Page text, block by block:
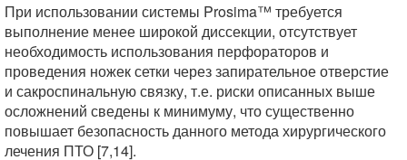
При использовании системы Prosima™ требуется
выполнение менее широкой диссекции, отсутствует
необходимость использования перфораторов и
проведения ножек сетки через запирательное отверстие
и сакроспинальную связку, т.е. риски описанных выше
осложнений сведены к минимуму, что существенно
повышает безопасность данного метода хирургического
лечения ПТО [7,14].